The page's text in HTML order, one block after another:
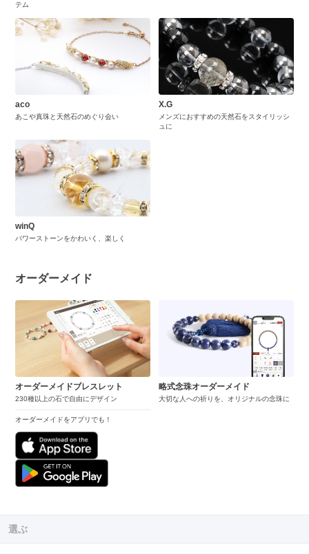
テム
aco
あこや真珠と天然石のめぐり会い
X.G
メンズにおすすめの天然石をスタイリッシ
ュに
winQ
パワーストーンをかわいく、楽しく
オーダーメイド
オーダーメイドブレスレット
230種以上の石で自由にデザイン
オーダーメイドをアプリでも！
略式念珠オーダーメイド
大切な人への祈りを、オリジナルの念珠に
選ぶ